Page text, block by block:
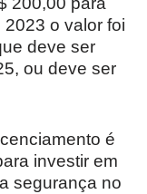
o valor foi
deve ser
ou deve ser
é
investir em
segurança no